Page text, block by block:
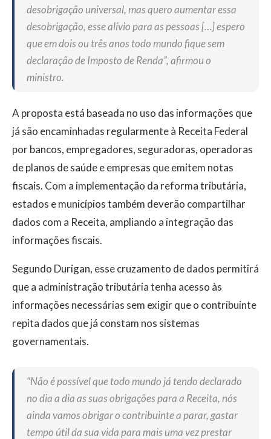
desobrigação universal, mas quero aumentar essa
desobrigação, esse alívio para as pessoas […] espero
que em dois ou três anos todo mundo fique sem
declaração de Imposto de Renda”, afirmou o
ministro.
A proposta está baseada no uso das informações que
já são encaminhadas regularmente à Receita Federal
por bancos, empregadores, seguradoras, operadoras
de planos de saúde e empresas que emitem notas
fiscais. Com a implementação da reforma tributária,
estados e municípios também deverão compartilhar
dados com a Receita, ampliando a integração das
informações fiscais.
Segundo Durigan, esse cruzamento de dados permitirá
que a administração tributária tenha acesso às
informações necessárias sem exigir que o contribuinte
repita dados que já constam nos sistemas
governamentais.
“Não é possível que todo mundo já tendo declarado
no dia a dia as suas obrigações para a Receita, nós
ainda vamos obrigar o contribuinte a parar, gastar
tempo útil da sua vida para mais uma vez prestar